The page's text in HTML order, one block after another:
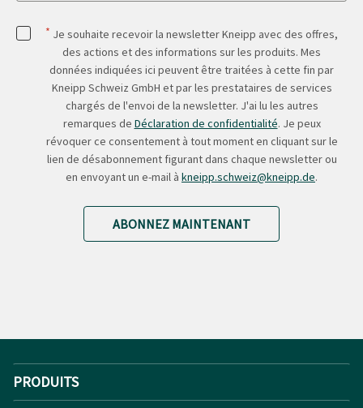
* Je souhaite recevoir la newsletter Kneipp avec des offres,
des actions et des informations sur les produits. Mes
données indiquées ici peuvent être traitées à cette fin par
Kneipp Schweiz GmbH et par les prestataires de services
chargés de l'envoi de la newsletter. J'ai lu les autres
remarques de Déclaration de confidentialité. Je peux
révoquer ce consentement à tout moment en cliquant sur le
lien de désabonnement figurant dans chaque newsletter ou
en envoyant un e-mail à kneipp.schweiz@kneipp.de.
ABONNEZ MAINTENANT
PRODUITS